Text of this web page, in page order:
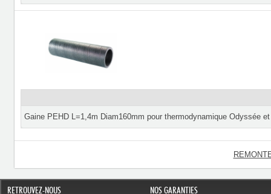
Gaine PEHD L=1,4m Diam160mm pour thermodynamique Odyssée
RETROUVEZ-NOUS NOS GARANTIES